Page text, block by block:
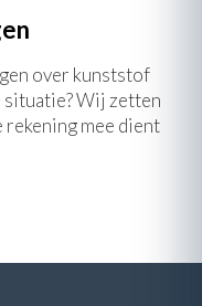
over kunststof
Wij zetten
mee dient